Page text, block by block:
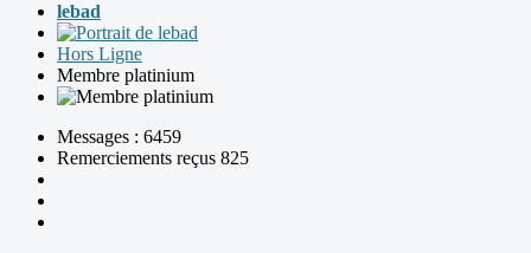
lebad
Hors Ligne
Membre platinium
Messages : 6459
Remerciements reçus 825